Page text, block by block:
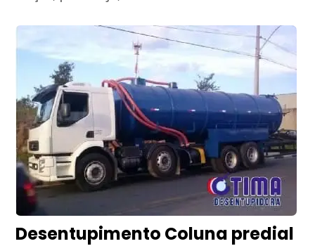
Desentupimento Coluna predial